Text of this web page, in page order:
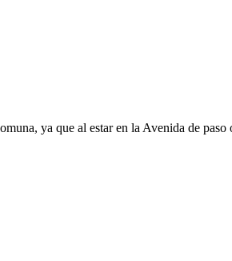
ya que al estar en la Avenida de